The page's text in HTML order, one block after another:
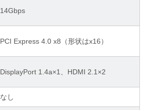
14Gbps
PCI Express 4.0 x8（形状はx16）
DisplayPort 1.4a×1、HDMI 2.1×2
なし